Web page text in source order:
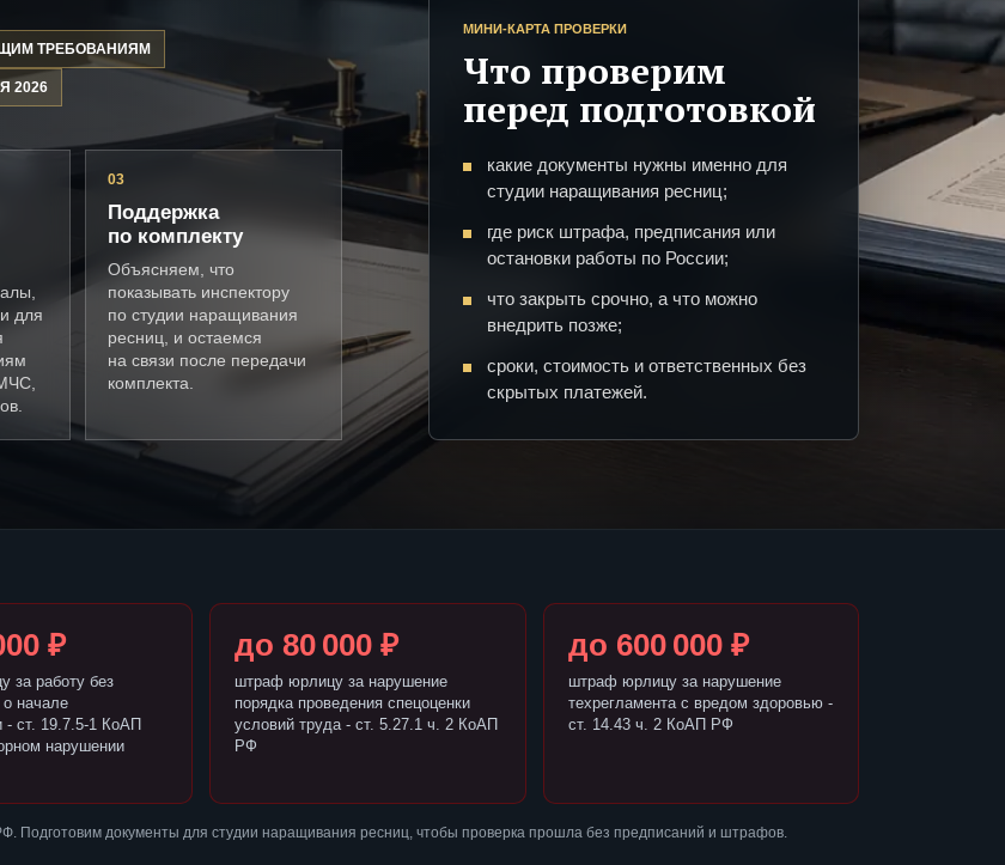
ТРЕБОВАНИЯМ
2026
для
03
Поддержка
по комплекту
Объясняем, что
показывать инспектору
по студии наращивания
ресниц, и остаемся
на связи после передачи
комплекта.
МИНИ-КАРТА ПРОВЕРКИ
Что проверим
перед подготовкой
какие документы нужны именно для
студии наращивания ресниц;
где риск штрафа, предписания или
остановки работы по России;
что закрыть срочно, а что можно
внедрить позже;
сроки, стоимость и ответственных без
скрытых платежей.
₽
за работу без
начале
- ст. 19.7.5-1 КоАП
нарушении
до 80 000 ₽
штраф юрлицу за нарушение
порядка проведения спецоценки
условий труда - ст. 5.27.1 ч. 2 КоАП
РФ
до 600 000 ₽
штраф юрлицу за нарушение
техрегламента с вредом здоровью -
ст. 14.43 ч. 2 КоАП РФ
Подготовим документы для студии наращивания ресниц, чтобы проверка прошла без предписаний и штрафов.